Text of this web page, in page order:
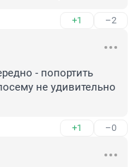
+1 –2
- попортить
не удивительно
+1 –0